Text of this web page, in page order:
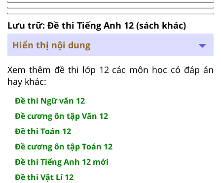
Lưu trữ: Đề thi Tiếng Anh 12 (sách khác)
Hiển thị nội dung
Xem thêm đề thi lớp 12 các môn học có đáp án
hay khác:
Đề thi Ngữ văn 12
Đề cương ôn tập Văn 12
Đề thi Toán 12
Đề cương ôn tập Toán 12
Đề thi Tiếng Anh 12 mới
Đề thi Vật Lí 12